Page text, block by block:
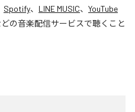
Spotify、 LINE MUSIC、 YouTube
どの音楽配信サービスで聴くこと